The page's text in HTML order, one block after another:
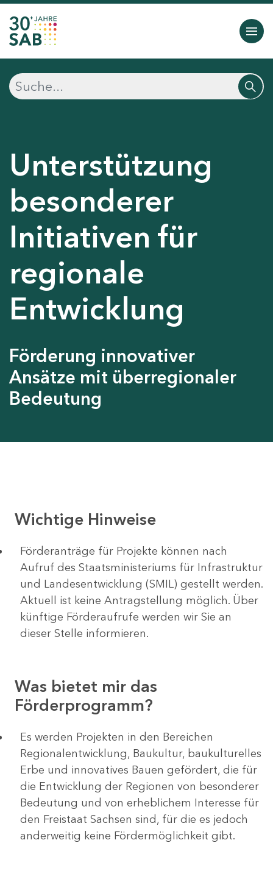
Unterstützung
besonderer
Initiativen für
regionale
Entwicklung
Förderung innovativer
Ansätze mit überregionaler
Bedeutung
Wichtige Hinweise
Förderanträge für Projekte können nach
Aufruf des Staatsministeriums für Infrastruktur
und Landesentwicklung (SMIL) gestellt werden.
Aktuell ist keine Antragstellung möglich. Über
künftige Förderaufrufe werden wir Sie an
dieser Stelle informieren.
Was bietet mir das
Förderprogramm?
Es werden Projekten in den Bereichen
Regionalentwicklung, Baukultur, baukulturelles
Erbe und innovatives Bauen gefördert, die für
die Entwicklung der Regionen von besonderer
Bedeutung und von erheblichem Interesse für
den Freistaat Sachsen sind, für die es jedoch
anderweitig keine Fördermöglichkeit gibt.